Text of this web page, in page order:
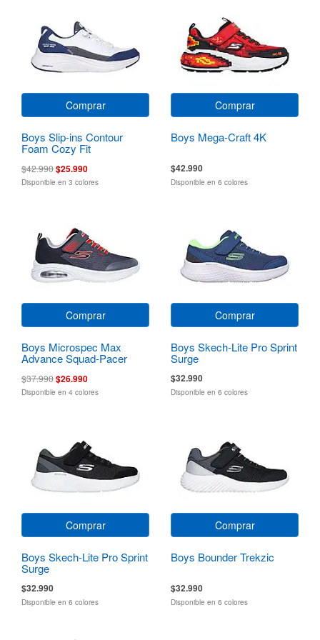
Comprar
Boys Slip-ins Contour
Foam Cozy Fit
$42.990$25.990
Disponible en 3 colores
Comprar
Boys Mega-Craft 4K
$42.990
Disponible en 6 colores
Comprar
Boys Microspec Max
Advance Squad-Pacer
$37.990$26.990
Disponible en 4 colores
Comprar
Boys Skech-Lite Pro Sprint
Surge
$32.990
Disponible en 6 colores
Comprar
Boys Skech-Lite Pro Sprint
Surge
$32.990
Disponible en 6 colores
Comprar
Boys Bounder Trekzic
$32.990
Disponible en 6 colores